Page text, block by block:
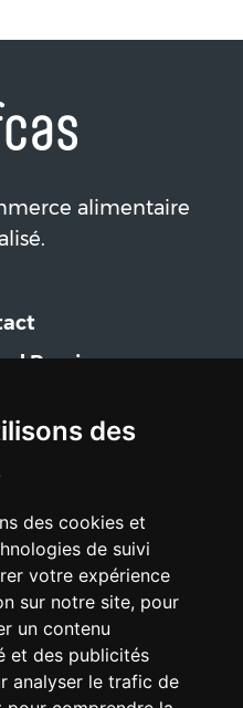
des
des cookies et
de suivi
votre expérience
sur notre site, pour
un contenu
et des publicités
analyser le trafic de
alimentaire
Pereire
43 31 91